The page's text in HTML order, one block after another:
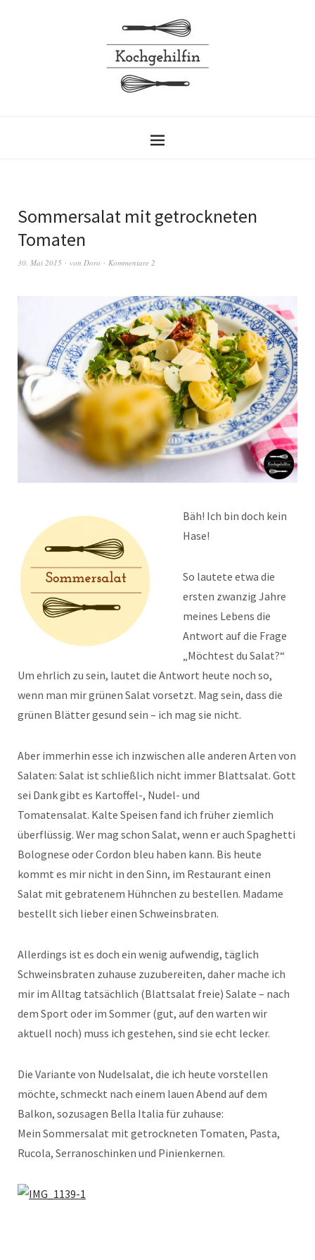
Sommersalat mit getrockneten
Tomaten
30. Mai 2015 von Doro Kommentare 2
Bäh! Ich bin doch kein
Hase!
So lautete etwa die
ersten zwanzig Jahre
meines Lebens die
Antwort auf die Frage
„Möchtest du Salat?“
Um ehrlich zu sein, lautet die Antwort heute noch so,
wenn man mir grünen Salat vorsetzt. Mag sein, dass die
grünen Blätter gesund sein – ich mag sie nicht.
Aber immerhin esse ich inzwischen alle anderen Arten von
Salaten: Salat ist schließlich nicht immer Blattsalat. Gott
sei Dank gibt es Kartoffel-, Nudel- und
Tomatensalat. Kalte Speisen fand ich früher ziemlich
überflüssig. Wer mag schon Salat, wenn er auch Spaghetti
Bolognese oder Cordon bleu haben kann. Bis heute
kommt es mir nicht in den Sinn, im Restaurant einen
Salat mit gebratenem Hühnchen zu bestellen. Madame
bestellt sich lieber einen Schweinsbraten.
Allerdings ist es doch ein wenig aufwendig, täglich
Schweinsbraten zuhause zuzubereiten, daher mache ich
mir im Alltag tatsächlich (Blattsalat freie) Salate – nach
dem Sport oder im Sommer (gut, auf den warten wir
aktuell noch) muss ich gestehen, sind sie echt lecker.
Die Variante von Nudelsalat, die ich heute vorstellen
möchte, schmeckt nach einem lauen Abend auf dem
Balkon, sozusagen Bella Italia für zuhause:
Mein Sommersalat mit getrockneten Tomaten, Pasta,
Rucola, Serranoschinken und Pinienkernen.